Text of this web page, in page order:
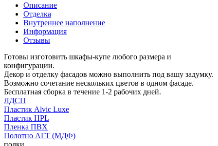
Описание
Отделка
Внутреннее наполнение
Информация
Отзывы
Готовы изготовить шкафы-купе любого размера и
конфигурации.
Декор и отделку фасадов можно выполнить под вашу задумку.
Возможно сочетание нескольких цветов в одном фасаде.
Бесплатная сборка в течение 1-2 рабочих дней.
ЛДСП
Пластик Alvic Luxe
Пластик HPL
Пленка ПВХ
Полотно АГТ (МДФ)
полки